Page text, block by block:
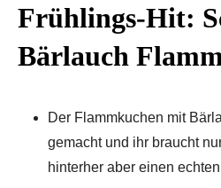
Frühlings-Hit:
Bärlauch
Der Flammkuchen mit
gemacht und ihr braucht
hinterher aber einen